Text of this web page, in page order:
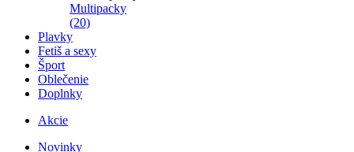
Multipacky
(20)
Plavky
Fetiš a sexy
Šport
Oblečenie
Doplnky
Akcie
Novinky